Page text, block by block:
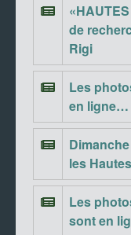
de
Rigi
Les
en ligne…
les
Les
sont en